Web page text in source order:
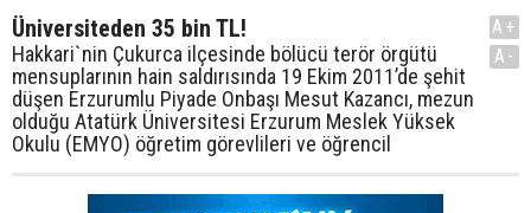
Üniversiteden 35 bin TL!
Hakkari`nin Çukurca ilçesinde bölücü terör örgütü
mensuplarının hain saldırısında 19 Ekim 2011’de şehit
düşen Erzurumlu Piyade Onbaşı Mesut Kazancı, mezun
olduğu Atatürk Üniversitesi Erzurum Meslek Yüksek
Okulu (EMYO) öğretim görevlileri ve öğrencil
A+
A-